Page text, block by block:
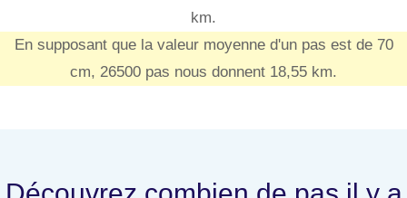
km.
En supposant que la valeur moyenne d'un pas est de 70
cm, 26500 pas nous donnent 18,55 km.